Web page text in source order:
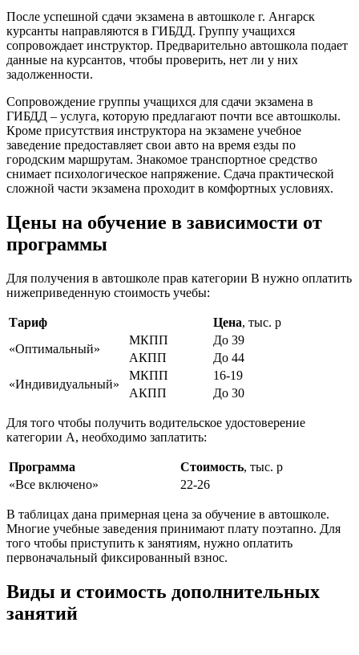
После успешной сдачи экзамена в автошколе г. Ангарск
курсанты направляются в ГИБДД. Группу учащихся
сопровождает инструктор. Предварительно автошкола подает
данные на курсантов, чтобы проверить, нет ли у них
задолженности.
Сопровождение группы учащихся для сдачи экзамена в
ГИБДД – услуга, которую предлагают почти все автошколы.
Кроме присутствия инструктора на экзамене учебное
заведение предоставляет свои авто на время езды по
городским маршрутам. Знакомое транспортное средство
снимает психологическое напряжение. Сдача практической
сложной части экзамена проходит в комфортных условиях.
Цены на обучение в зависимости от
программы
Для получения в автошколе прав категории В нужно оплатить
нижеприведенную стоимость учебы:
Тариф Цена, тыс. р
«Оптимальный»
МКПП
До 39
АКПП
До 44
«Индивидуальный»
МКПП
16-19
АКПП
До 30
Для того чтобы получить водительское удостоверение
категории А, необходимо заплатить:
Программа Стоимость, тыс. р
«Все включено»
22-26
В таблицах дана примерная цена за обучение в автошколе.
Многие учебные заведения принимают плату поэтапно. Для
того чтобы приступить к занятиям, нужно оплатить
первоначальный фиксированный взнос.
Виды и стоимость дополнительных
занятий